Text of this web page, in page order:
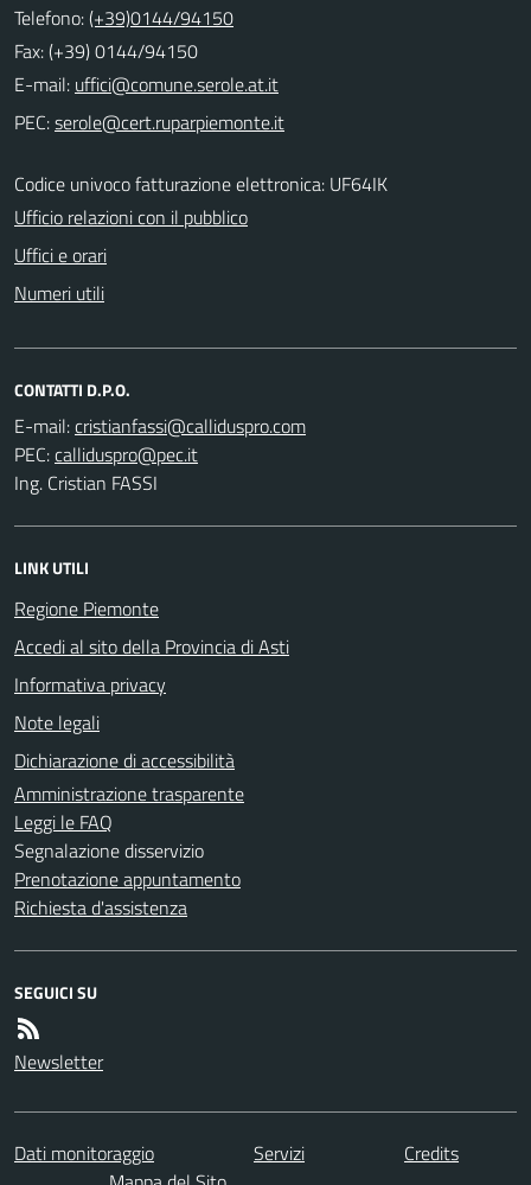
Telefono:(+39)0144/94150
Fax: (+39) 0144/94150
E-mail:
PEC:
Codice univoco fatturazione elettronica: UF64IK
Ufficio relazioni con il pubblico
Uffici e orari
Numeri utili
CONTATTI D.P.O.
E-mail:
PEC:
Ing. Cristian FASSI
LINK UTILI
Regione Piemonte
Accedi al sito della Provincia di Asti
Informativa privacy
Note legali
Dichiarazione di accessibilità
Amministrazione trasparente
Leggi le FAQ
Segnalazione disservizio
Prenotazione appuntamento
Richiesta d'assistenza
SEGUICI SU
Newsletter
Dati monitoraggio Servizi
Credits